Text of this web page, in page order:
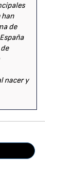
han
de
nacer y